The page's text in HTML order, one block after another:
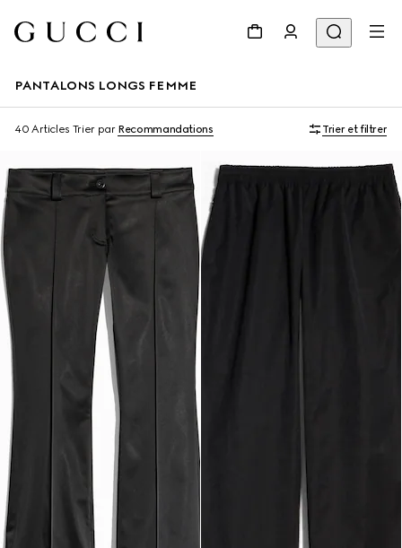
PANTALONS LONGS FEMME
40 Articles Trier par Recommandations Trier et filtrer